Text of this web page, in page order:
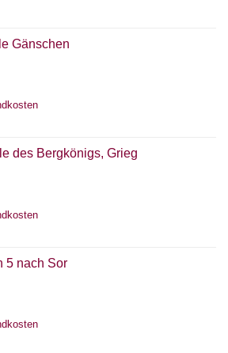
Gänschen
des Bergkönigs, Grieg
5 nach Sor